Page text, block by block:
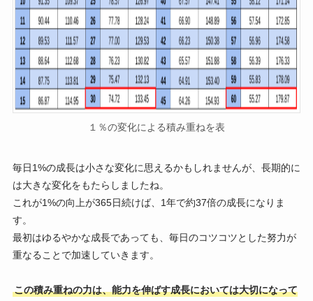
１％の変化による積み重ねを表
毎日1%の成長は小さな変化に思えるかもしれませんが、長期的に
は大きな変化をもたらしましたね。
これが1%の向上が365日続けば、1年で約37倍の成長になりま
す。
最初はゆるやかな成長であっても、毎日のコツコツとした努力が
重なることで加速していきます。
この積み重ねの力は、能力を伸ばす成長においては大切になって